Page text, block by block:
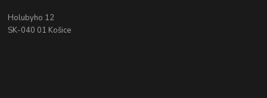
Holubyho 12
SK-040 01 Košice